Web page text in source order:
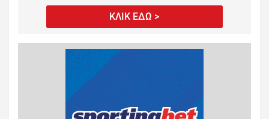
ΚΛΙΚ ΕΔΩ >